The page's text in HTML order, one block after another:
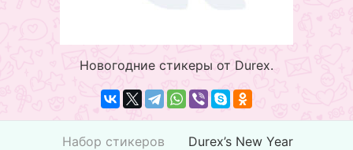
Новогодние стикеры от Durex.
Набор стикеров
Durex’s New Year